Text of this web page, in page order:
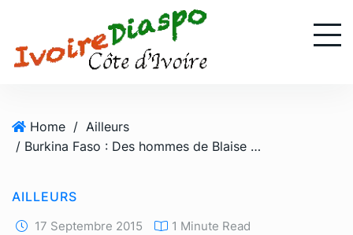
Home / Ailleurs
/ Burkina Faso : Des hommes de Blaise Compaoré dans le coup
AILLEURS
17 Septembre 2015 1 Minute Read